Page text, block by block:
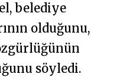
belediye
olduğunu,
söyledi.